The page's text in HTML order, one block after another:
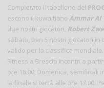
Completato il tabellone del
escono il kuwaitiano Ammar Al
due nostri giocatori, Robert
sabato, ben 5 nostri giocatori in
valido per la classifica
Fitness a Brescia incontri a
ore 16.00. Domenica, semifinali
la finale si terrà alle ore 17.00.